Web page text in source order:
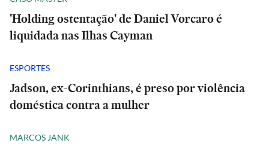
'Holding ostentação' de Daniel Vorcaro é
liquidada nas Ilhas Cayman
ESPORTES
Jadson, ex-Corinthians, é preso por violência
doméstica contra a mulher
MARCOS JANK